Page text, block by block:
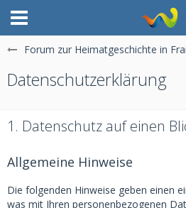
Forum zur Heimatgeschichte in
Datenschutzerklärung
1. Datenschutz auf einen
Allgemeine Hinweise
Die folgenden Hinweise geben einen
was mit Ihren personenbezogenen